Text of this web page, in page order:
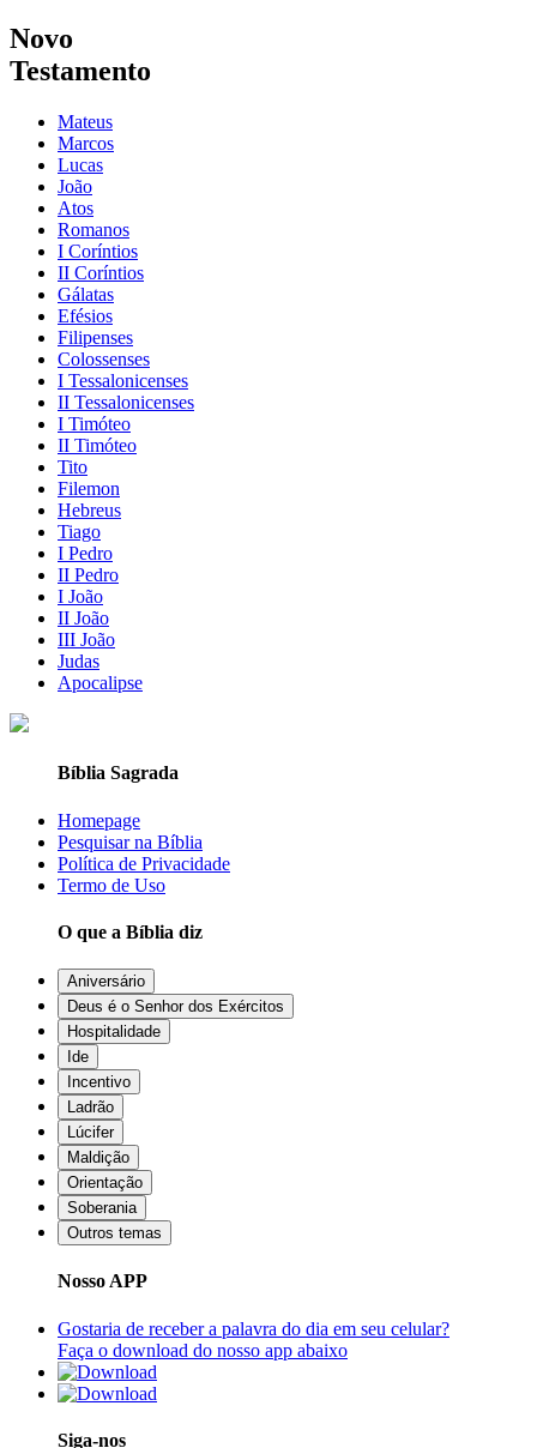
Novo
Testamento
Mateus
Marcos
Lucas
João
Atos
Romanos
I Coríntios
II Coríntios
Gálatas
Efésios
Filipenses
Colossenses
I Tessalonicenses
II Tessalonicenses
I Timóteo
II Timóteo
Tito
Filemon
Hebreus
Tiago
I Pedro
II Pedro
I João
II João
III João
Judas
Apocalipse
Bíblia Sagrada
Homepage
Pesquisar na Bíblia
Política de Privacidade
Termo de Uso
O que a Bíblia diz
Aniversário
Deus é o Senhor dos Exércitos
Hospitalidade
Ide
Incentivo
Ladrão
Lúcifer
Maldição
Orientação
Soberania
Outros temas
Nosso APP
Gostaria de receber a palavra do dia em seu celular?
Faça o download do nosso app abaixo
Siga-nos